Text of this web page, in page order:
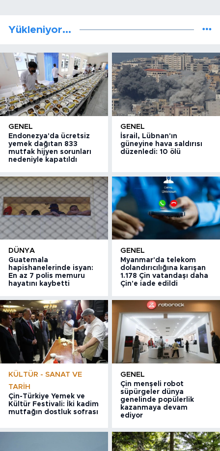
Yükleniyor...
GENEL
Endonezya'da ücretsiz
yemek dağıtan 833
mutfak hijyen sorunları
nedeniyle kapatıldı
GENEL
İsrail, Lübnan'ın
güneyine hava saldırısı
düzenledi: 10 ölü
DÜNYA
Guatemala
hapishanelerinde isyan:
En az 7 polis memuru
hayatını kaybetti
GENEL
Myanmar'da telekom
dolandırıcılığına karışan
1.178 Çin vatandaşı daha
Çin'e iade edildi
KÜLTÜR - SANAT VE
TARIH
Çin-Türkiye Yemek ve
Kültür Festivali: İki kadim
mutfağın dostluk sofrası
GENEL
Çin menşeli robot
süpürgeler dünya
genelinde popülerlik
kazanmaya devam
ediyor